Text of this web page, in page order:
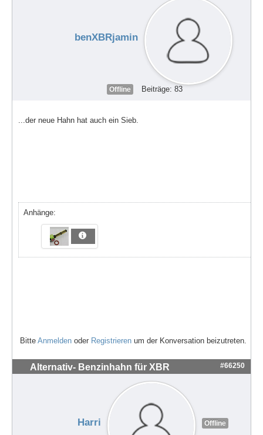
benXBRjamin
Offline Beiträge: 83
...der neue Hahn hat auch ein Sieb.
Anhänge:
Bitte Anmelden oder Registrieren um der Konversation beizutreten.
Alternativ- Benzinhahn für XBR #66250
Harri Offline